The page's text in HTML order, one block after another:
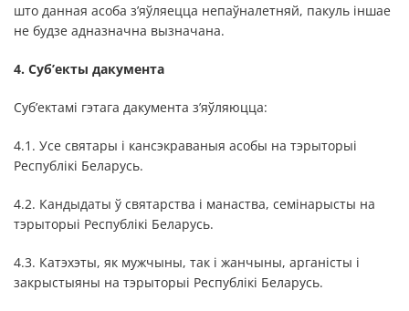
што данная асоба з’яўляецца непаўналетняй, пакуль іншае
не будзе адназначна вызначана.
4. Суб’екты дакумента
Суб’ектамі гэтага дакумента з’яўляюцца:
4.1. Усе святары і кансэкраваныя асобы на тэрыторыі
Республікі Беларусь.
4.2. Кандыдаты ў святарства і манаства, семінарысты на
тэрыторыі Республікі Беларусь.
4.3. Катэхэты, як мужчыны, так і жанчыны, арганісты і
закрыстыяны на тэрыторыі Республікі Беларусь.